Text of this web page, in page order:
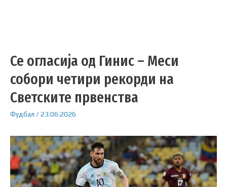
Се огласија од Гинис – Меси
собори четири рекорди на
Светските првенства
Фудбал /23.06.2026